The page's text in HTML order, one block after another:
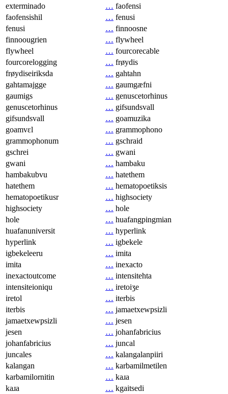
exterminado
… faofensi
faofensishil
… fenusi
fenusi
… finnoosne
finnoougrien
… flywheel
flywheel
… fourcorecable
fourcorelogging
… frøydis
frøydiseiriksda
… gahtahn
gahtamajgge
… gaumgæfni
gaumigs
… genuscetorhinus
genuscetorhinus
… gifsundsvall
gifsundsvall
… goamuzika
goamvɛl
… grammophono
grammophonum
… gschraid
gschrei
… gwani
gwani
… hambaku
hambakubvu
… hatethem
hatethem
… hematopoetiksis
hematopoetikusr
… highsociety
highsociety
… hole
hole
… huafangpingmian
huafanuniversit
… hyperlink
hyperlink
… igbekele
igbekeleeru
… imita
imita
… inexacto
inexactoutcome
… intensitehta
intensiteioniqu
… iretoiʒe
iretol
… iterbis
iterbis
… jamaetxewpsizli
jamaetxewpsizli
… jesen
jesen
… johanfabricius
johanfabricius
… juncal
juncales
… kalangalanpiiri
kalangan
… karbamilmetilen
karbamilornitin
… kaɹa
kaɹa
… kgaitsedi